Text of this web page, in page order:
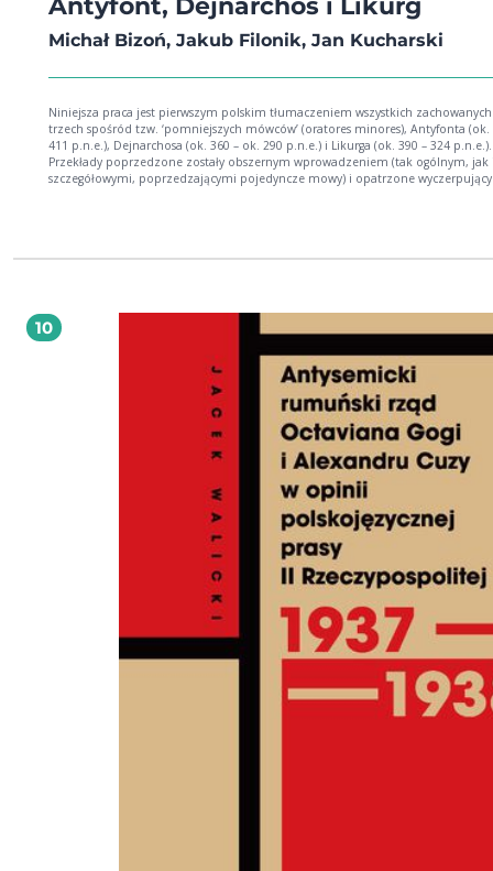
Michał Bizoń, Jakub Filonik, Jan Kucharski
Niniejsza praca jest pierwszym polskim tłumaczeniem wszystkich
trzech spośród tzw. ‘pomniejszych mówców’ (oratores minores), Antyfonta (ok.
411 p.n.e.), Dejnarchosa (ok. 360 – ok. 290 p.n.e.) i Likurga (ok. 390 – 324 p.n.e.).
Przekłady poprzedzone zostały obszernym wprowadzeniem (tak ogólnym, jak
szczegółowymi, poprzedzającymi pojedyncze mowy) i opatrzone
10